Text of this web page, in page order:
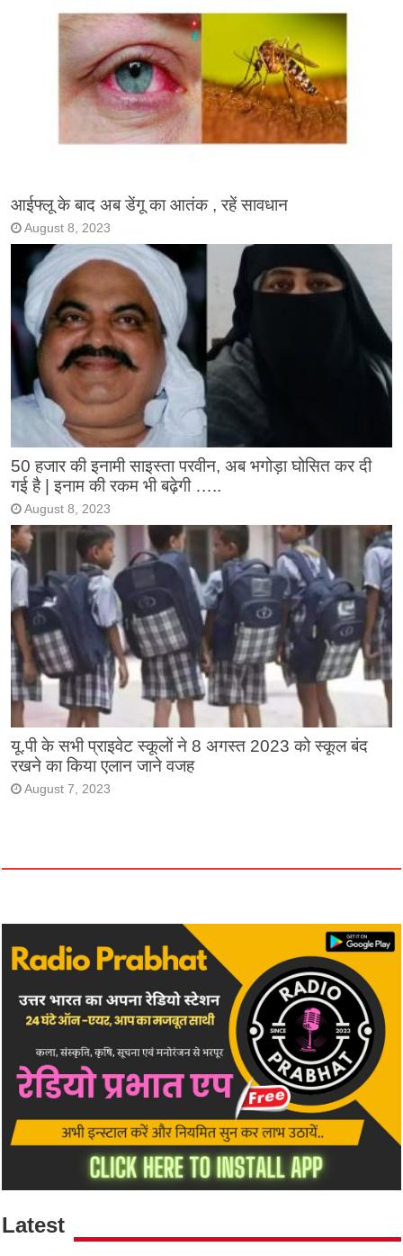
आईफ्लू के बाद अब डेंगू का आतंक , रहें सावधान
August 8, 2023
50 हजार की इनामी साइस्ता परवीन, अब भगोड़ा घोसित कर दी
गई है | इनाम की रकम भी बढ़ेगी …..
August 8, 2023
यू.पी के सभी प्राइवेट स्कूलों ने 8 अगस्त 2023 को स्कूल बंद
रखने का किया एलान जाने वजह
August 7, 2023
Latest